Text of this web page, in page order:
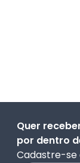
Quer
por dentro
Cadastre-se